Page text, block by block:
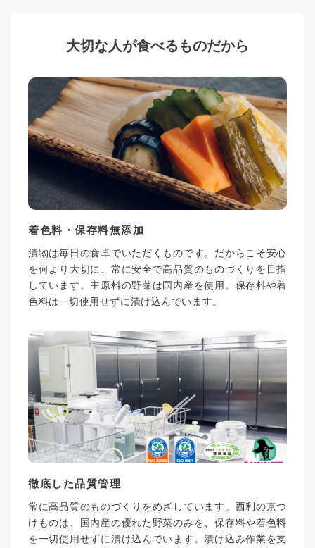
大切な人が食べるものだから
着色料・保存料無添加
漬物は毎日の食卓でいただくものです。だからこそ安心
を何より大切に、常に安全で高品質のものづくりを目指
しています。主原料の野菜は国内産を使用。保存料や着
色料は一切使用せずに漬け込んでいます。
徹底した品質管理
常に高品質のものづくりをめざしています。西利の京つ
けものは、国内産の優れた野菜のみを、保存料や着色料
を一切使用せずに漬け込んでいます。漬け込み作業を支